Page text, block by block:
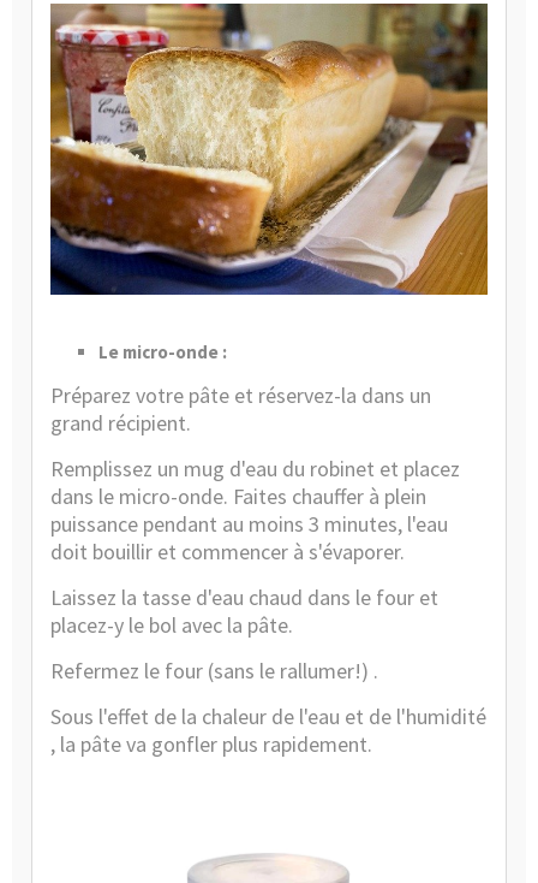
Le micro-onde :
Préparez votre pâte et réservez-la dans un
grand récipient.
Remplissez un mug d'eau du robinet et placez
dans le micro-onde. Faites chauffer à plein
puissance pendant au moins 3 minutes, l'eau
doit bouillir et commencer à s'évaporer.
Laissez la tasse d'eau chaud dans le four et
placez-y le bol avec la pâte.
Refermez le four (sans le rallumer!) .
Sous l'effet de la chaleur de l'eau et de l'humidité
, la pâte va gonfler plus rapidement.